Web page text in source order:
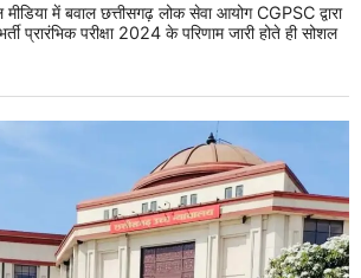
में बवाल छत्तीसगढ़ लोक सेवा आयोग CGPSC द्वारा
प्रारंभिक परीक्षा 2024 के परिणाम जारी होते ही सोशल